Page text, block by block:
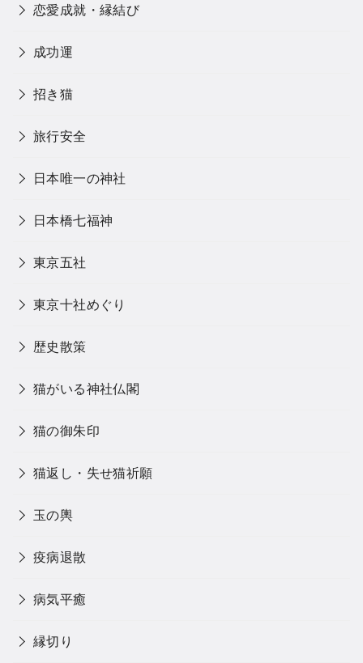
恋愛成就・縁結び
成功運
招き猫
旅行安全
日本唯一の神社
日本橋七福神
東京五社
東京十社めぐり
歴史散策
猫がいる神社仏閣
猫の御朱印
猫返し・失せ猫祈願
玉の輿
疫病退散
病気平癒
縁切り